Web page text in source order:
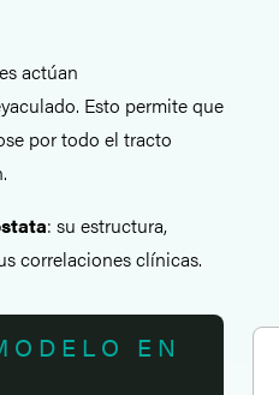
actúan
Esto permite que
por todo el tracto
: su estructura,
correlaciones clínicas.
EN